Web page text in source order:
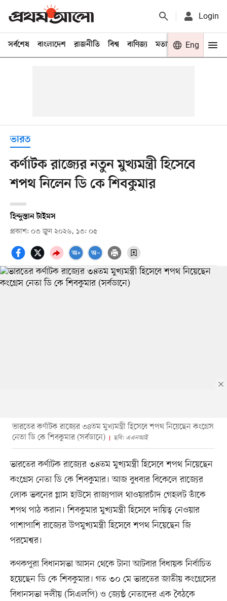
Login
সর্বশেষ বাংলাদেশ রাজনীতি বিশ্ব বাণিজ্য মতামত খেলা
Eng
ভারত
কর্ণাটক রাজ্যের নতুন মুখ্যমন্ত্রী হিসেবে
শপথ নিলেন ডি কে শিবকুমার
হিন্দুস্তান টাইমস
প্রকাশ: ০৩ জুন ২০২৬, ১৩: ০৫
ভারতের কর্ণাটক রাজ্যের ৩৪তম মুখ্যমন্ত্রী হিসেবে শপথ নিয়েছেন কংগ্রেস
নেতা ডি কে শিবকুমার (সর্বডানে)
ছবি: এএনআই
ভারতের কর্ণাটক রাজ্যের ৩৪তম মুখ্যমন্ত্রী হিসেবে শপথ নিয়েছেন
কংগ্রেস নেতা ডি কে শিবকুমার। আজ বুধবার বিকেলে রাজ্যের
লোক ভবনের গ্লাস হাউসে রাজ্যপাল থাওয়ারচাঁদ গেহলট তাঁকে
শপথ পাঠ করান। শিবকুমার মুখ্যমন্ত্রী হিসেবে দায়িত্ব নেওয়ার
পাশাপাশি রাজ্যের উপমুখ্যমন্ত্রী হিসেবে শপথ নিয়েছেন জি
পরমেশ্বর।
কণকপুরা বিধানসভা আসন থেকে টানা আটবার বিধায়ক নির্বাচিত
হয়েছেন ডি কে শিবকুমার। গত ৩০ মে ভারতের জাতীয় কংগ্রেসের
বিধানসভা দলীয় (সিএলপি) ও জ্যেষ্ঠ নেতাদের এক বৈঠকে